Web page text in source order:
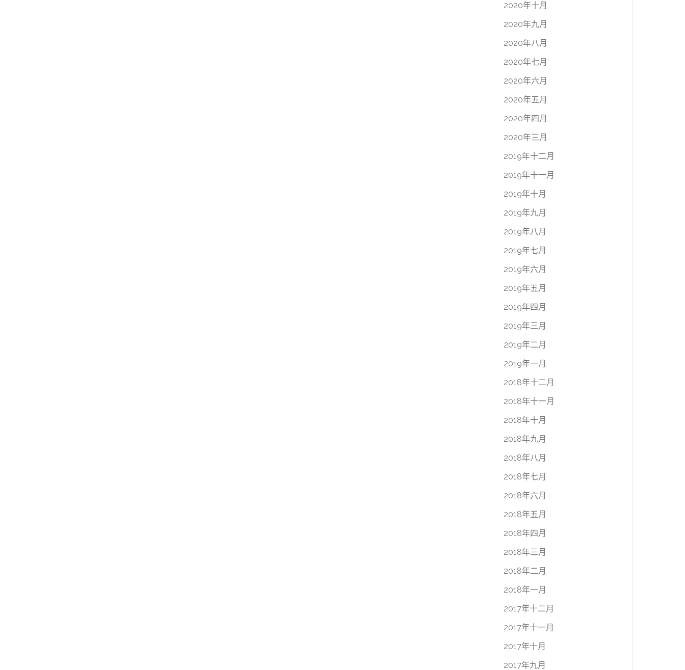
2020年十月
2020年九月
2020年八月
2020年七月
2020年六月
2020年五月
2020年四月
2020年三月
2019年十二月
2019年十一月
2019年十月
2019年九月
2019年八月
2019年七月
2019年六月
2019年五月
2019年四月
2019年三月
2019年二月
2019年一月
2018年十二月
2018年十一月
2018年十月
2018年九月
2018年八月
2018年七月
2018年六月
2018年五月
2018年四月
2018年三月
2018年二月
2018年一月
2017年十二月
2017年十一月
2017年十月
2017年九月